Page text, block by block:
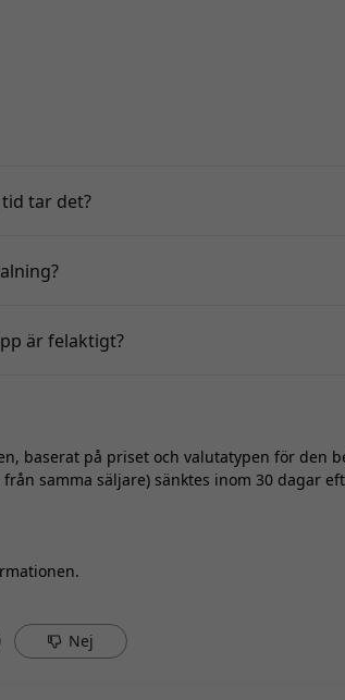
tar det?
är felaktigt?
baserat på priset och valutatypen för den
samma säljare) sänktes inom 30 dagar
Nej